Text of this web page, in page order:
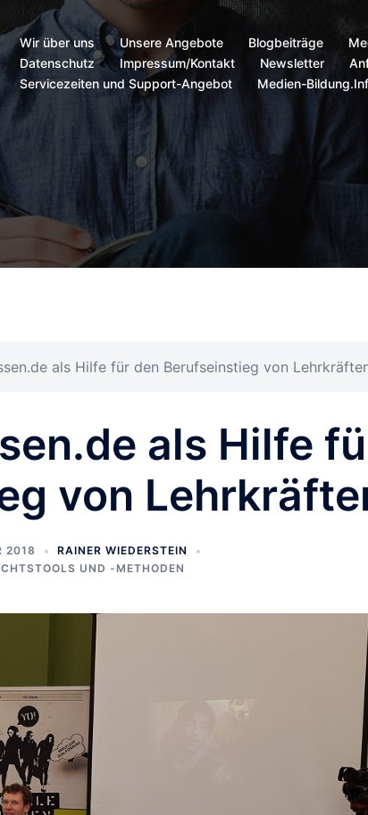
Wir über uns Unsere Angebote Blogbeiträge
Datenschutz
Impressum/Kontakt Newsletter
Servicezeiten und Support-Angebot
Medien-
als Hilfe für den Berufseinstieg von
als Hilfe
von
2018
RAINER WIEDERSTEIN
UND -METHODEN